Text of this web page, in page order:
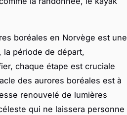
boréales en Norvège est une
la période de départ,
chaque étape est cruciale
des aurores boréales est à
renouvelé de lumières
qui ne laissera personne